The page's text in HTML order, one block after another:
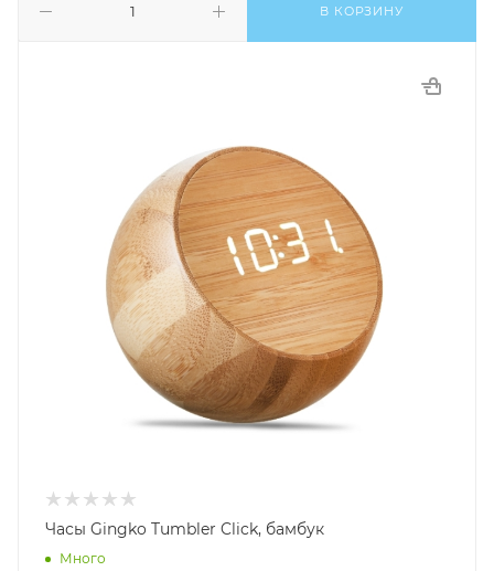
В КОРЗИНУ
Часы Gingko Tumbler Click, бамбук
Много